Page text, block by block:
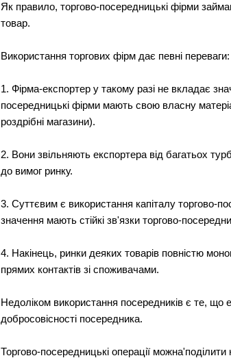
Як правило, торгово-посередницькі фірми
товар.
Використання торгових фірм дає певні переваги:
1. Фірма-експортер у такому разі не вкладає
посередницькі фірми мають свою власну
роздрібні магазини).
2. Вони звільняють експортера від багатьох
до вимог ринку.
3. Суттєвим є використання капіталу торгово-
значення мають стійкі зв'язки торгово-
4. Накінець, ринки деяких товарів повністю
прямих контактів зі споживачами.
Недоліком використання посередників є те, що
добросовісності посередника.
Торгово-посередницькі операції